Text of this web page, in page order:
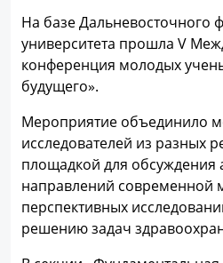
На базе Дальневосточного
университета прошла V
конференция молодых
будущего».
Мероприятие объединило
исследователей из разных
площадкой для обсуждения
направлений современной
перспективных
решению задач